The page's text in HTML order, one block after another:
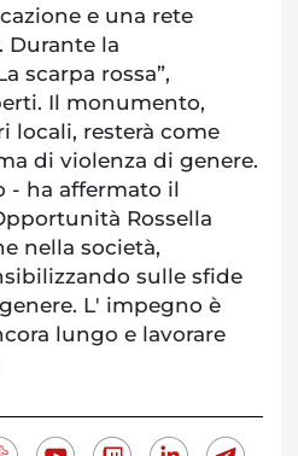
e una rete
Durante la
scarpa rossa”,
Il monumento,
resterà come
di violenza di genere.
- ha affermato il
Rossella
nella società,
sulle sfide
L' impegno è
lungo e lavorare